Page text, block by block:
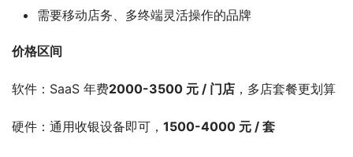
需要移动店务、多终端灵活操作的品牌
价格区间
软件：SaaS 年费2000-3500 元 / 门店 ，多店套餐更划算
硬件：通用收银设备即可， 1500-4000 元 / 套